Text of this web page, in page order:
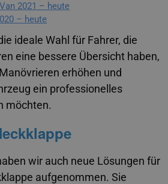
2021 – heute
– heute
ideale Wahl für Fahrer, die
eine bessere Übersicht haben,
erhöhen und
ein professionelles
möchten.
wir auch neue Lösungen für
aufgenommen. Sie